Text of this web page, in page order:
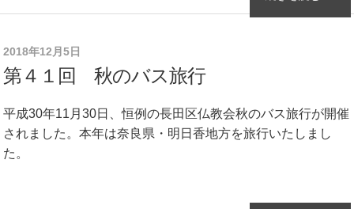
2018年12月5日
第４１回 秋のバス旅行
平成30年11月30日、恒例の長田区仏教会秋のバス旅行が開催
されました。本年は奈良県・明日香地方を旅行いたしまし
た。